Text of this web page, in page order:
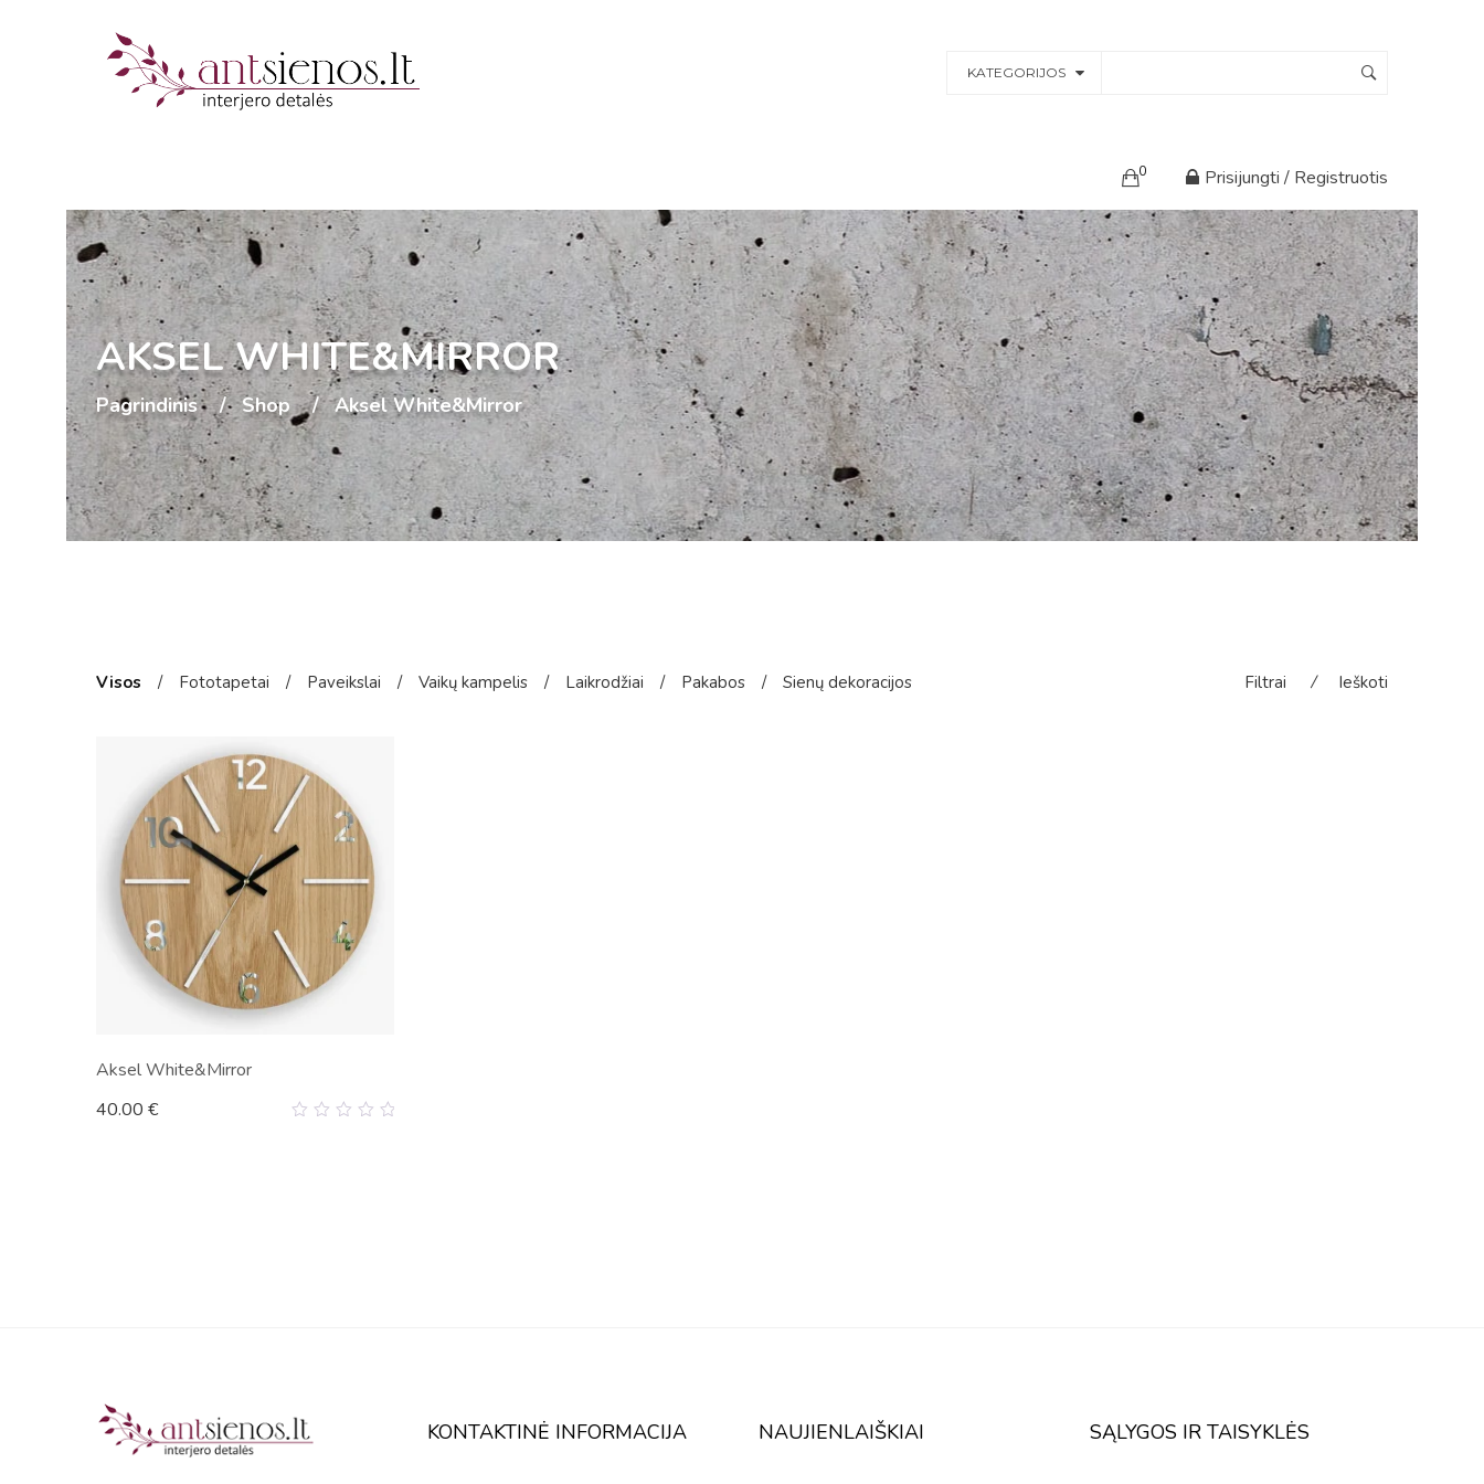
KATEGORIJOS
0 Prisijungti / Registruotis
AKSEL WHITE&MIRROR
Pagrindinis Shop Aksel White&Mirror
Visos / Fototapetai / Paveikslai / Vaikų kampelis / Laikrodžiai / Pakabos / Sienų dekoracijos Filtrai ⁄ Ieškoti
Aksel White&Mirror
40.00 €
KONTAKTINĖ INFORMACIJA NAUJIENLAIŠKIAI SĄLYGOS IR TAISYKLĖS